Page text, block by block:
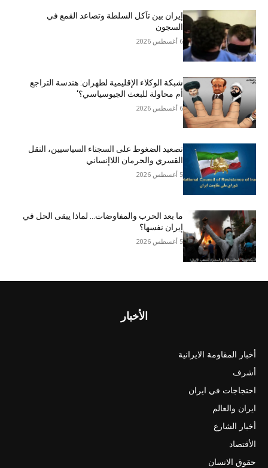
إيران بين تآكل السلطة وتصاعد القمع في
السجون
6 أغسطس 2026
شبكة الوكلاء الإقليمية لطهران: هندسة التراجع
أم محاولة للبعث الجيوسياسي؟‘
6 أغسطس 2026
تصعيد الضغوط على السجناء السياسيين، النقل
القسري والحرمان اللاإنساني
5 أغسطس 2026
ما بعد الحرب والمفاوضات… لماذا يبقى الحل في
إيران نفسها؟
5 أغسطس 2026
الأخبار
أخبار المقاومة الايرانية
أشرف
احتجاجات في ايران
ايران والعالم
أخبار الشارع
الأقتصاد
حقوق الانسان